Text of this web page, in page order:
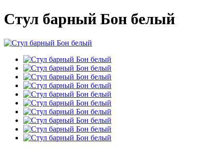
Стул барный Бон белый